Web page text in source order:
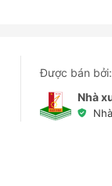
Được bán bởi:
Nhà